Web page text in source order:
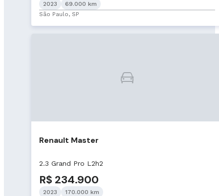
2023
69.000 km
São Paulo, SP
Renault Master
2.3 Grand Pro L2h2
R$ 234.900
2023
170.000 km